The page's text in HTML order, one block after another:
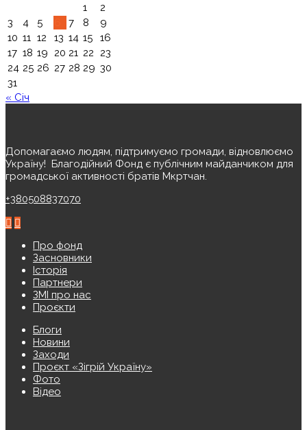
1
2
3
4 5 7 8
9
10 11 12 13 14 15
16
17 18 19 20 21 22
23
24 25 26 27 28 29 30
31
« Січ
Допомагаємо людям, підтримуємо громади, відновлюємо
Україну! ️ Благодійний Фонд є публічним майданчиком для
громадської активності братів Мкртчан.
+380508837070
Про фонд
Засновники
Історія
Партнери
ЗМІ про нас
Проєкти
Блоги
Новини
Заходи
Проєкт «Зігрій Україну»
Фото
Відео